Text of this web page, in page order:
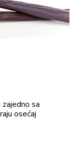
sa
osećaj